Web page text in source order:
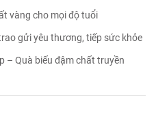
vàng cho mọi độ tuổi
gửi yêu thương, tiếp sức khỏe
– Quà biếu đậm chất truyền